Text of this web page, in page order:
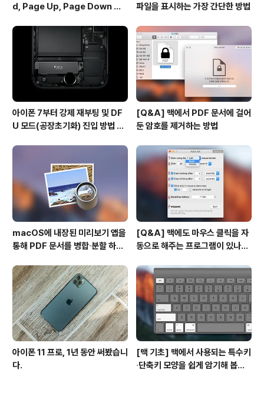
d, Page Up, Page Down 키
파일을 표시하는 가장 간단한 방법
아이폰 7부터 강제 재부팅 및 DF
U 모드(공장초기화) 진입 방법 변
[Q&A] 맥에서 PDF 문서에 걸어
둔 암호를 제거하는 방법
macOS에 내장된 미리보기 앱을
통해 PDF 문서를 병합∙분할 하는
[Q&A] 맥에도 마우스 클릭을 자
동으로 해주는 프로그램이 있나
아이폰 11 프로, 1년 동안 써봤습니
다.
[맥 기초] 맥에서 사용되는 특수키
∙단축키 모양을 쉽게 암기해 봅시